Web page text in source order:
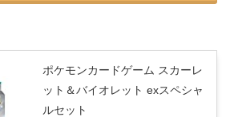
ポケモンカードゲーム スカーレ
ット＆バイオレット exスペシャ
ルセット